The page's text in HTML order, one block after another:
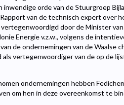
inwendige orde van de Stuurgroep
van de technisch expert over
door de Minister
Energie v.z.w., volgens de
de ondernemingen van de Waalse
vertegenwoordiger van de op de
ondernemingen hebben
om hen in deze overeenkomst te